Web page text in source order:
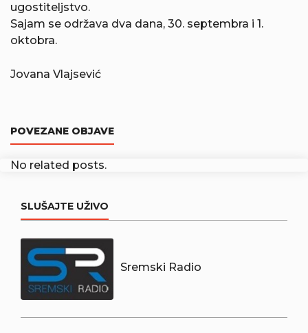
ugostiteljstvo.
Sajam se održava dva dana, 30. septembra i 1.
oktobra.
Jovana Vlajsević
POVEZANE OBJAVE
No related posts.
SLUŠAJTE UŽIVO
Sremski Radio